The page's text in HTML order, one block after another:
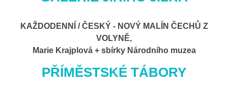
KAŽDODENNÍ / ČESKÝ - NOVÝ MALÍN ČECHŮ Z
VOLYNĚ,
Marie Krajplová + sbírky Národního muzea
PŘÍMĚSTSKÉ TÁBORY